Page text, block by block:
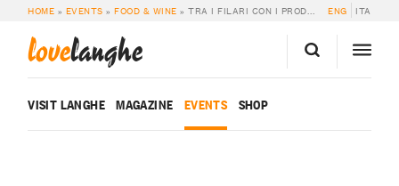
HOME » EVENTS »FOOD & WINE »TRA I FILARI CON I PRODUTTORI: ONDE DI VIGNA ENG ITA
lovelanghe
VISIT LANGHE MAGAZINE EVENTS SHOP